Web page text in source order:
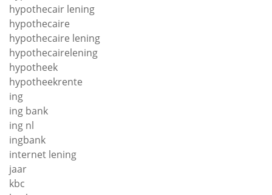
hypothecair lening
hypothecaire
hypothecaire lening
hypothecairelening
hypotheek
hypotheekrente
ing
ing bank
ing nl
ingbank
internet lening
jaar
kbc